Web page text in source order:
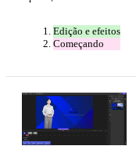
Edição e efeitos
Começando